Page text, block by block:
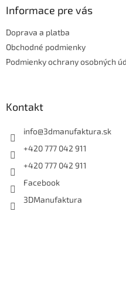
Informace pre vás
Doprava a platba
Obchodné podmienky
Podmienky ochrany osobných
Kontakt
info@3dmanufaktura.sk
+420 777 042 911
+420 777 042 911
Facebook
3DManufaktura